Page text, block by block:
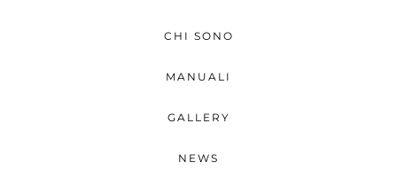
CHI SONO
MANUALI
GALLERY
NEWS